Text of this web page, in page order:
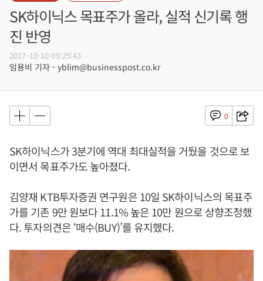
SK하이닉스 목표주가 올라, 실적 신기록 행
진 반영
2017-10-10 09:25:43
임용비 기자 - yblim@businesspost.co.kr
0
SK하이닉스가 3분기에 역대 최대실적을 거뒀을 것으로 보
이면서 목표주가도 높아졌다.
김양재 KTB투자증권 연구원은 10일 SK하이닉스의 목표주
가를 기존 9만 원보다 11.1% 높은 10만 원으로 상향조정했
다. 투자의견은 ‘매수(BUY)’를 유지했다.